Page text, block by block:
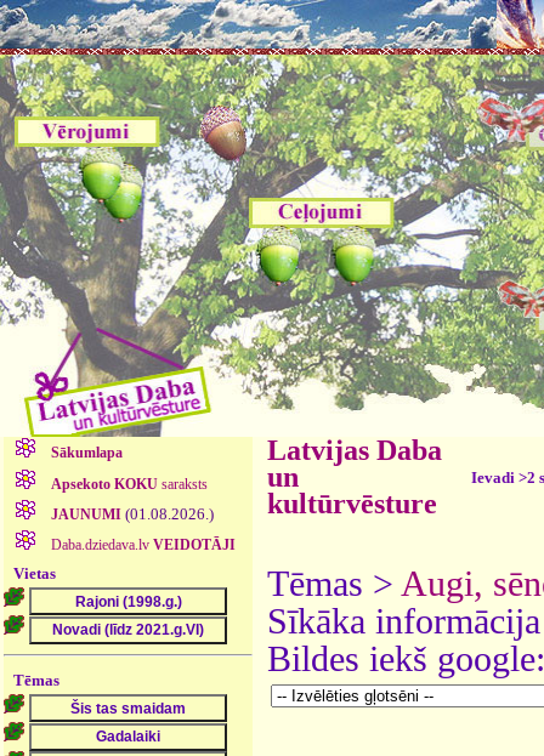
Sākumlapa
Apsekoto KOKUsaraksts
JAUNUMI (01.08.2026.)
Daba.dziedava.lv VEIDOTĀJI
Vietas
Tēmas
Latvijas Daba
un
kultūrvēsture
Ievadi >2
Tēmas > Augi,
Sīkāka
Bildes iekš